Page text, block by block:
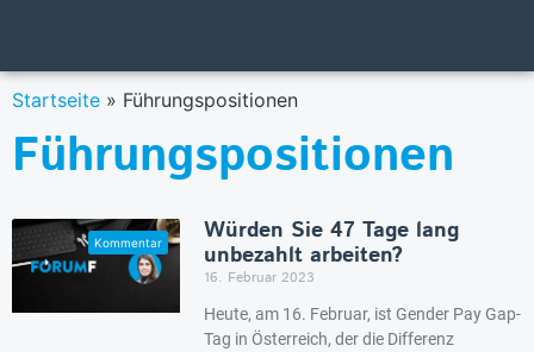
Startseite » Führungspositionen
Führungspositionen
Würden Sie 47 Tage lang
unbezahlt arbeiten?
16. Februar 2023
Heute, am 16. Februar, ist Gender Pay Gap-
Tag in Österreich, der die Differenz